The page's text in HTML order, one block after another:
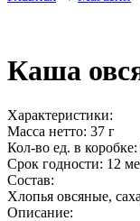
Каша
Характеристики:
Масса нетто: 37 г
Кол-во ед. в коробке:
Срок годности: 12
Состав:
Хлопья овсяные,
Описание: